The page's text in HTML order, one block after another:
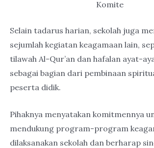
Komite
Selain tadarus harian, sekolah juga
sejumlah kegiatan keagamaan lain,
tilawah Al-Qur’an dan hafalan ayat-
sebagai bagian dari pembinaan
peserta didik.
Pihaknya menyatakan komitmennya
mendukung program-program
dilaksanakan sekolah dan berharap